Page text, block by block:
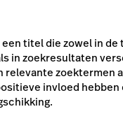
titel die zowel in de
in zoekresultaten
relevante zoektermen
invloed hebben